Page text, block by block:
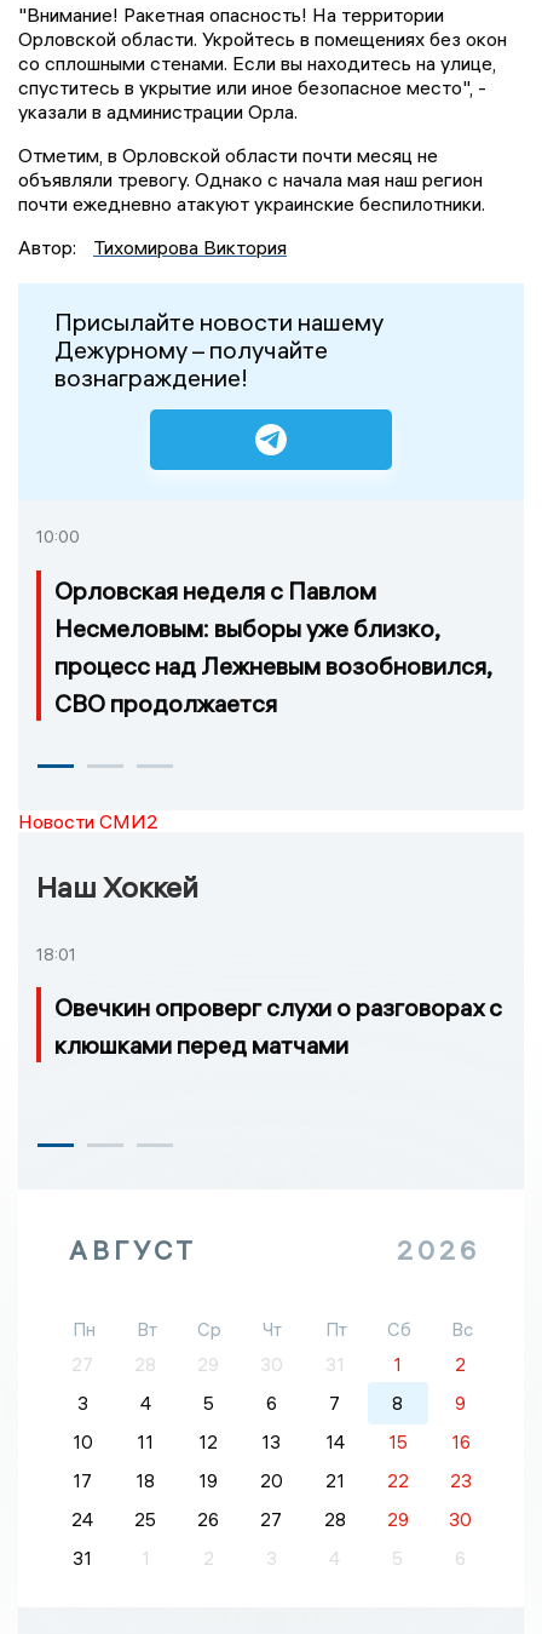
"Внимание! Ракетная опасность! На территории
Орловской области. Укройтесь в помещениях без окон
со сплошными стенами. Если вы находитесь на улице,
спуститесь в укрытие или иное безопасное место", -
указали в администрации Орла.
Отметим, в Орловской области почти месяц не
объявляли тревогу. Однако с начала мая наш регион
почти ежедневно атакуют украинские беспилотники.
Автор:
Тихомирова Виктория
Присылайте новости нашему
Дежурному – получайте
вознаграждение!
10:00
Орловская неделя с Павлом
Несмеловым: выборы уже близко,
процесс над Лежневым возобновился,
СВО продолжается
Новости СМИ2
Наш Хоккей
18:01
Овечкин опроверг слухи о разговорах с
клюшками перед матчами
АВГУСТ 2026
Пн Вт Ср Чт Пт Сб
Вс
27
28 29 30 31 1
2
3
4 5 6 7 8
9
10
11 12 13 14 15
16
17
18 19 20 21 22
23
24
25 26 27 28 29
30
31
1 2 3 4 5 6